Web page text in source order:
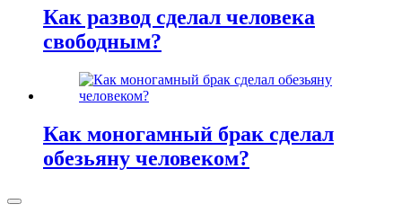
Как развод сделал человека
свободным?
Как моногамный брак сделал
обезьяну человеком?